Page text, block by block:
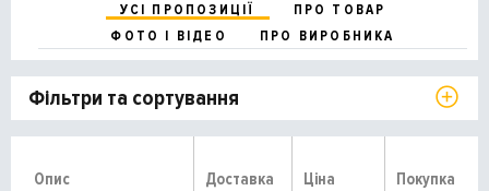
УСІ ПРОПОЗИЦІЇ
ПРО ТОВАР
ФОТО І ВІДЕО
ПРО ВИРОБНИКА
Фільтри та сортування
Опис Доставка Ціна Покупка